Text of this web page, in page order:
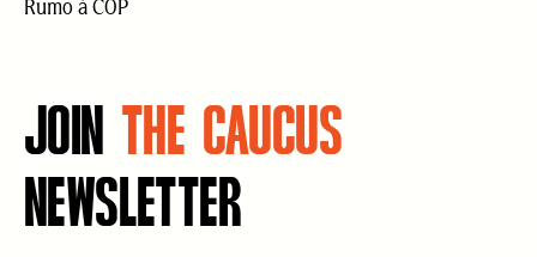
Rumo à COP
JOIN THE CAUCUS
NEWSLETTER